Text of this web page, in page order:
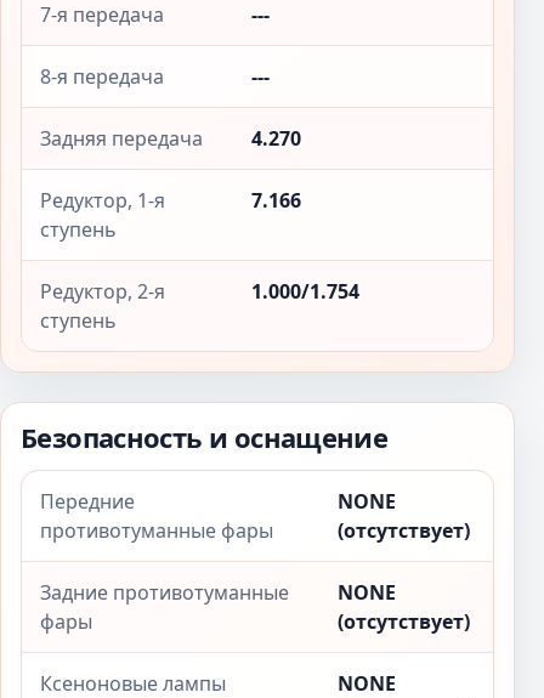
7-я передача ---
8-я передача ---
Задняя передача 4.270
Редуктор, 1-я
ступень
7.166
Редуктор, 2-я
ступень
1.000/1.754
Безопасность и оснащение
Передние
противотуманные фары
NONE
(отсутствует)
Задние противотуманные
фары
NONE
(отсутствует)
Ксеноновые лампы
NONE